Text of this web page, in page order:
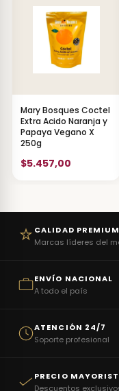
Mary Bosques Coctel
Extra Acido Naranja y
Papaya Vegano X
250g
$5.457,00
CALIDAD PREMIUM
Marcas líderes del
ENVÍO NACIONAL
A todo el país
ATENCIÓN 24/7
Soporte profesional
PRECIO
Descuentos